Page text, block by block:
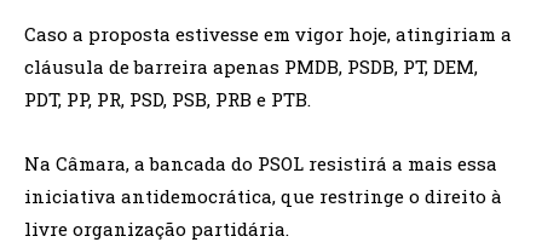
Caso a proposta estivesse em vigor hoje, atingiriam a
cláusula de barreira apenas PMDB, PSDB, PT, DEM,
PDT, PP, PR, PSD, PSB, PRB e PTB.
Na Câmara, a bancada do PSOL resistirá a mais essa
iniciativa antidemocrática, que restringe o direito à
livre organização partidária.